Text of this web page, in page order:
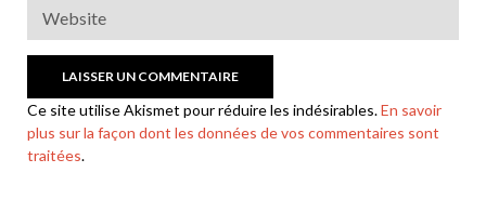
Ce site utilise Akismet pour réduire les indésirables.En savoir
plus sur la façon dont les données de vos commentaires sont
traitées.